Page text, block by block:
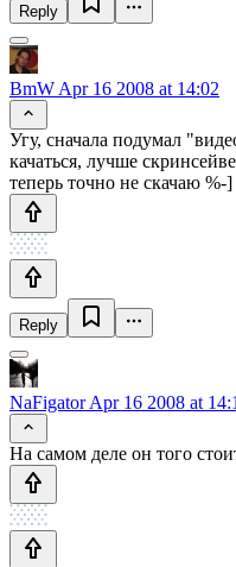
Reply
BmW Apr 16 2008 at 14:02
Угу, сначала подумал
качаться, лучше
теперь точно не скачаю %-]
Reply
NaFigatorApr 16 2008 at
На самом деле он того